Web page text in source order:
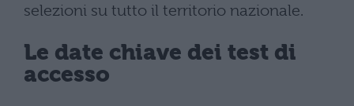
selezioni su tutto il territorio nazionale.
Le date chiave dei test di
accesso